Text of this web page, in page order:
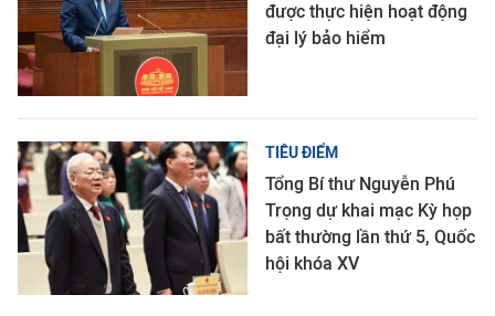
được thực hiện hoạt động
đại lý bảo hiểm
TIÊU ĐIỂM
Tổng Bí thư Nguyễn Phú
Trọng dự khai mạc Kỳ họp
bất thường lần thứ 5, Quốc
hội khóa XV